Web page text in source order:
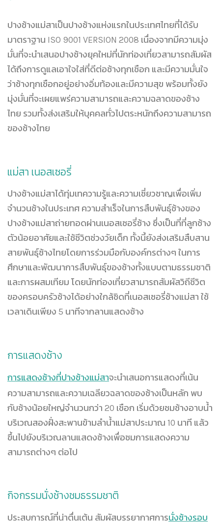
ปางช้างแม่สาเป็นปางช้างแห่งแรกในประเทศไทยที่ได้รับ
มาตราฐาน ISO 9001 VERSION 2008 เนื่องจากมีความมุ่ง
มั่นที่จะนำเสนอปางช้างยุคใหม่ที่นักท่องเที่ยวสามารถสัมผัส
ได้ถึงการดูแลเอาใจใส่ที่ดีต่อช้างทุกเชือก และมีความมั่นใจ
ว่าช้างทุกเชือกอยู่อย่างอิ่มท้องและมีความสุข พร้อมทั้งยัง
มุ่งมั่นที่จะเผยแพร่ความสามารถและความฉลาดของช้าง
ไทย รวมทั้งส่งเสริมให้บุคคลทั่วไปตระหนักถึงความสามารถ
ของช้างไทย
แม่สา เนอสเซอรี่
ปางช้างแม่สาได้ทุ่มเทความรู้และความเชี่ยวชาญเพื่อเพิ่ม
จำนวนช้างในประเทศ ความสำเร็จในการสืบพันธุ์ช้างของ
ปางช้างแม่สาถ่ายทอดผ่านเนอสเซอรี่ช้าง ซึ่งเป็นที่ที่ลูกช้าง
ตัวน้อยอาศัยและใช้ชีวิตช่วงวัยเด็ก ทั้งนี้ยังส่งเสริมสืบสาน
สายพันธุ์ช้างไทยโดยการร่วมมือกับองค์กรต่างๆ ในการ
ศึกษาและพัฒนาการสืบพันธุ์ของช้างทั้งแบบตามธรรมชาติ
และการผสมเทียม โดยนักท่องเที่ยวสามารถสัมผัสวิถีชีวิต
ของครอบครัวช้างได้อย่างใกล้ชิดที่เนอสเซอรี่ช้างแม่สา ใช้
เวลาเดินเพียง 5 นาทีจากลานแสดงช้าง
การแสดงช้าง
การแสดงช้างที่ปางช้างแม่สาจะนำเสนอการแสดงที่เน้น
ความสามารถและความเฉลียวฉลาดของช้างเป็นหลัก พบ
กับช้างน้อยใหญ่จำนวนกว่า 20 เชือก เริ่มด้วยชมช้างอาบน้ำ
บริเวณสองฝั่งสะพานข้ามลำน้ำแม่สาประมาณ 10 นาที แล้ว
ขึ้นไปยังบริเวณลานแสดงช้างเพื่อชมการแสดงความ
สามารถต่างๆ ต่อไป
กิจกรรมนั่งช้างชมธรรมชาติ
ประสบการณ์ที่น่าตื่นเต้น สัมผัสบรรยากาศการนั่งช้างรอบ